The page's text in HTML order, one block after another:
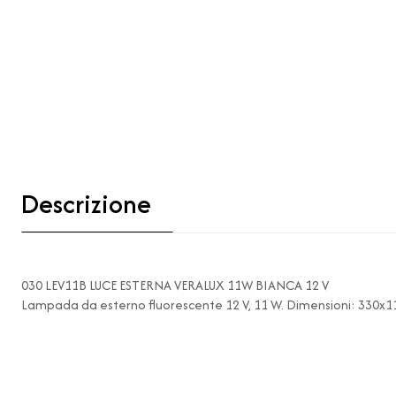
Descrizione
030 LEV11B LUCE ESTERNA VERALUX 11W BIANCA 12 V
Lampada da esterno fluorescente 12 V, 11 W. Dimensioni: